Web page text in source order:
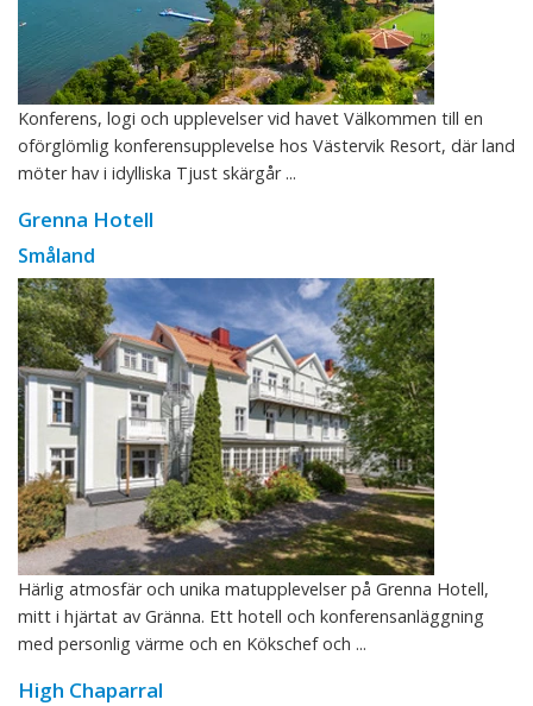
Konferens, logi och upplevelser vid havet Välkommen till en
oförglömlig konferensupplevelse hos Västervik Resort, där land
möter hav i idylliska Tjust skärgår ...
Grenna Hotell
Småland
Härlig atmosfär och unika matupplevelser på Grenna Hotell,
mitt i hjärtat av Gränna. Ett hotell och konferensanläggning
med personlig värme och en Kökschef och ...
High Chaparral